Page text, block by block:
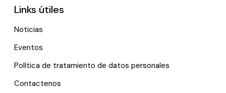
Links útiles
Noticias
Eventos
Política de tratamiento de datos personales
Contactenos